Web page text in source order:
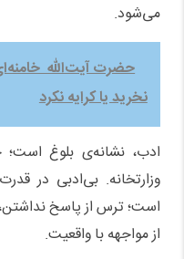
می‌شود.
حضرت آیت‌الله
نخرید یا کرایه نکرد
ادب، نشانه‌ی بلوغ است؛
وزارتخانه. بی‌ادبی در
است؛ ترس از پاسخ
از مواجهه با واقعیت.